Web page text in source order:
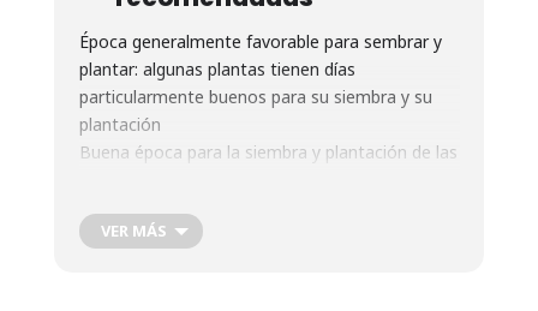
Época generalmente favorable para sembrar y
plantar: algunas plantas tienen días
particularmente buenos para su siembra y su
plantación
Buena época para la siembra y plantación de las
verduras de raíz
VER MÁS